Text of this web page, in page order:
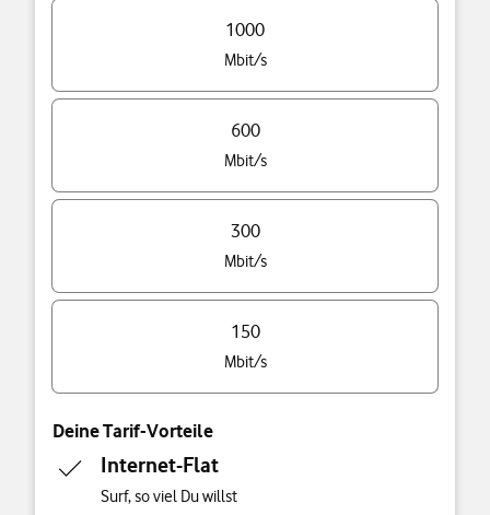
Triff eine Auswahl
1000
Mbit/s
600
Mbit/s
300
Mbit/s
150
Mbit/s
Deine Tarif-Vorteile
Internet-Flat
Surf, so viel Du willst